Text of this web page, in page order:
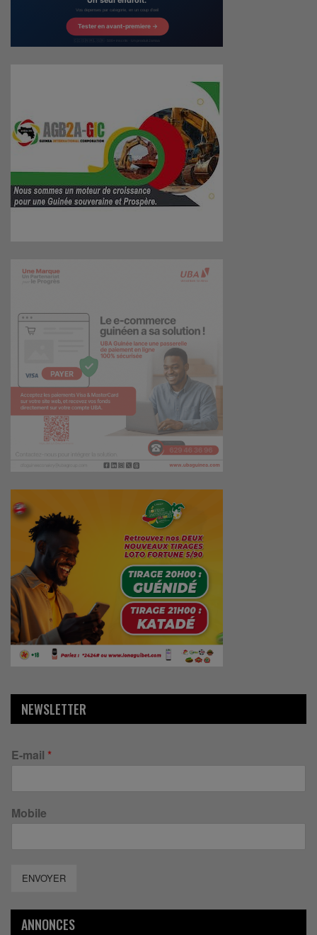
NEWSLETTER
E-mail *
Mobile
ENVOYER
ANNONCES